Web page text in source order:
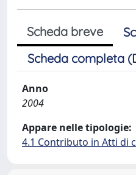
Scheda breve
Scheda completa
Anno
2004
Appare nelle tipologie:
4.1 Contributo in Atti di